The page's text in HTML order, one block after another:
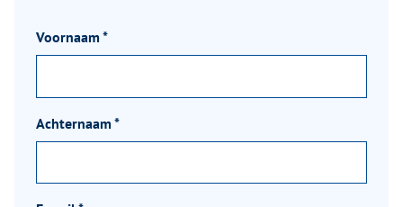
Voornaam *
Achternaam *